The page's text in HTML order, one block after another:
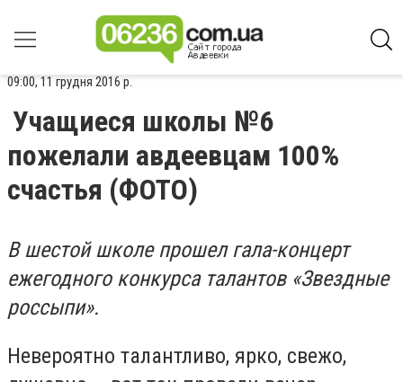
09:00, 11 грудня 2016 р.
Учащиеся школы №6
пожелали авдеевцам 100%
счастья (ФОТО)
В шестой школе прошел гала-концерт
ежегодного конкурса талантов «Звездные
россыпи».
Невероятно талантливо, ярко, свежо,